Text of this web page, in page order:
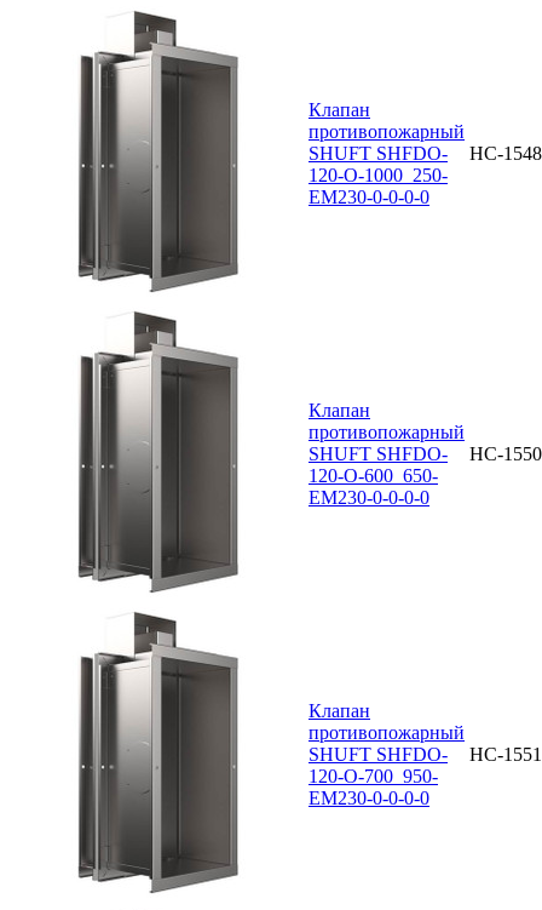
Клапан
противопожарный
SHUFT SHFDO-
120-O-1000_250-
EM230-0-0-0-0
НС-
Клапан
противопожарный
SHUFT SHFDO-
120-O-600_650-
EM230-0-0-0-0
НС-
Клапан
противопожарный
SHUFT SHFDO-
120-O-700_950-
EM230-0-0-0-0
НС-